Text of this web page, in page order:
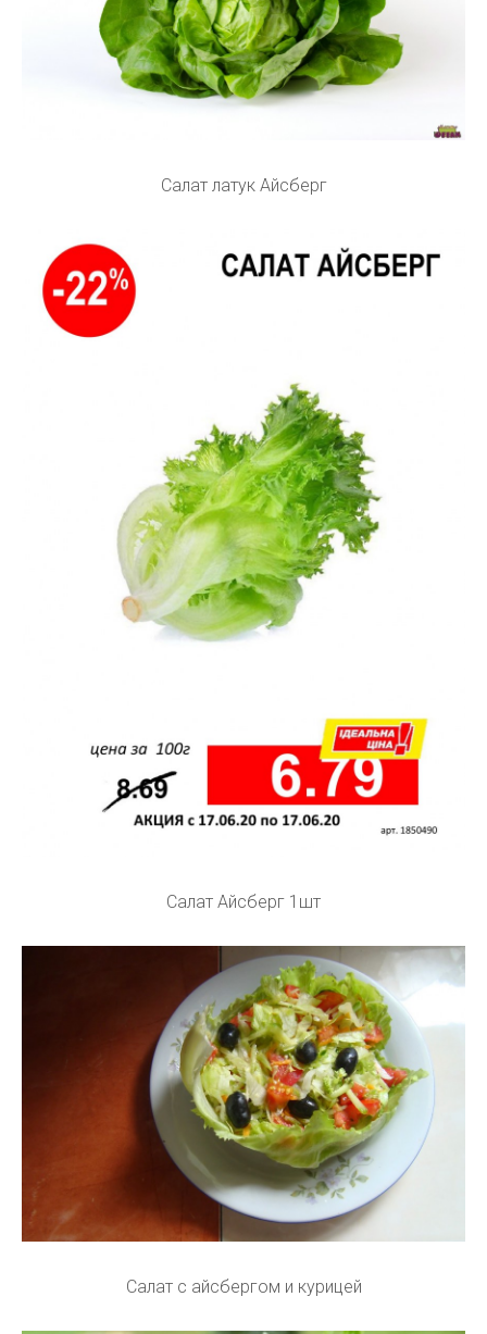
Салат латук Айсберг
Салат Айсберг 1шт
Салат с айсбергом и курицей